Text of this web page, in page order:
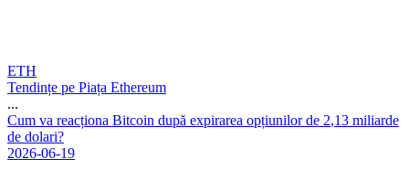
ETH
Tendințe pe Piața Ethereum
...
Cum va reacționa Bitcoin după expirarea opțiunilor de 2,13 miliarde
de dolari?
2026-06-19